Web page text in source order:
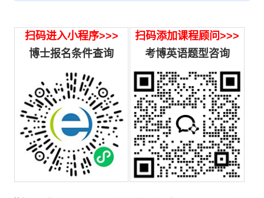
扫码进入小程序>>>
博士报名条件查询
扫码添加课程顾问>>>
考博英语题型咨询